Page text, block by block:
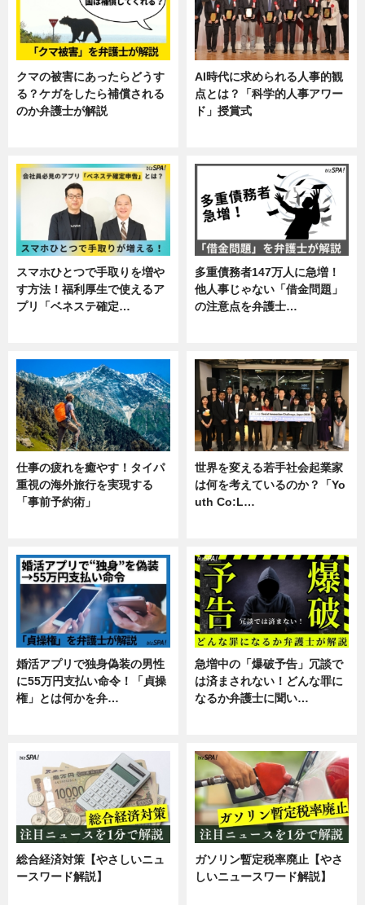
クマの被害にあったらどうす
る？ケガをしたら補償される
のか弁護士が解説
AI時代に求められる人事的観
点とは？「科学的人事アワー
ド」授賞式
スマホひとつで手取りを増や
す方法！福利厚生で使えるア
プリ「ベネステ確定…
多重債務者147万人に急増！
他人事じゃない「借金問題」
の注意点を弁護士…
仕事の疲れを癒やす！タイパ
重視の海外旅行を実現する
「事前予約術」
世界を変える若手社会起業家
は何を考えているのか？「Yo
uth Co:L…
婚活アプリで独身偽装の男性
に55万円支払い命令！「貞操
権」とは何かを弁…
急増中の「爆破予告」冗談で
は済まされない！どんな罪に
なるか弁護士に聞い…
総合経済対策【やさしいニュ
ースワード解説】
ガソリン暫定税率廃止【やさ
しいニュースワード解説】